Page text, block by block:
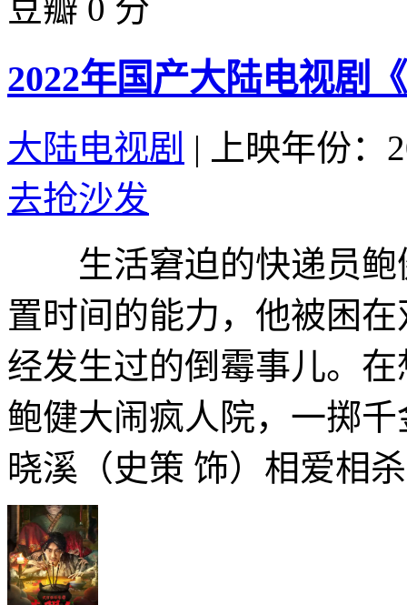
豆瓣 0 分
2022年国产大陆电视剧
大陆电视剧 |
上映年份：
去抢沙发
生活窘迫的快递员鲍
置时间的能力，他被困
经发生过的倒霉事儿。
鲍健大闹疯人院，一掷
晓溪（史策 饰）相爱相